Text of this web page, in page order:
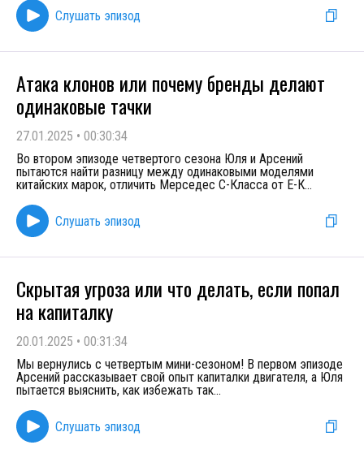
Слушать эпизод
Атака клонов или почему бренды делают
одинаковые тачки
27.01.2025 • 00:30:34
Во втором эпизоде четвертого сезона Юля и Арсений
пытаются найти разницу между одинаковыми моделями
китайских марок, отличить Мерседес С-Класса от Е-К...
Слушать эпизод
Скрытая угроза или что делать, если попал
на капиталку
20.01.2025 • 00:31:34
Мы вернулись с четвертым мини-сезоном! В первом эпизоде
Арсений рассказывает свой опыт капиталки двигателя, а Юля
пытается выяснить, как избежать так...
Слушать эпизод